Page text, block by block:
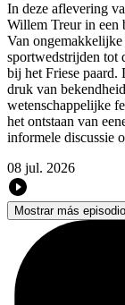
In deze aflevering
Willem Treur in een
Van
sportwedstrijden tot
bij het Friese paard.
druk van
wetenschappelijke
het ontstaan van
informele discussie
08 jul. 2026
Mostrar más